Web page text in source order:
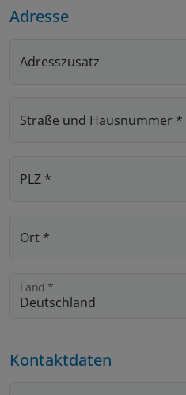
Adresse
Adresszusatz
Straße und Hausnummer *
PLZ *
Ort *
Land *
Kontaktdaten